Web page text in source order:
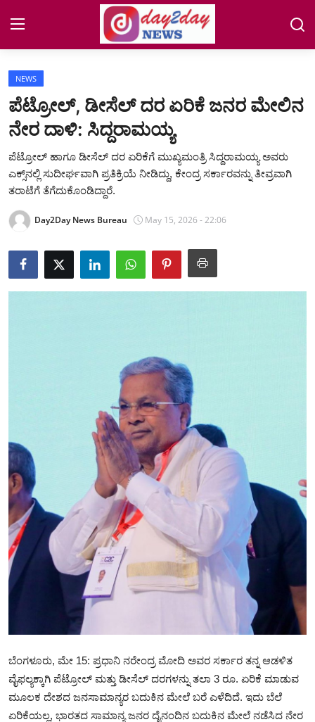
Home
NEWS
COASTAL
Auto-Tech
Jobs
Lifestyle
NEWS
ಪೆಟ್ರೋಲ್‌, ಡೀಸೆಲ್ ದರ ಏರಿಕೆ ಜನರ ಮೇಲಿನ
ನೇರ ದಾಳಿ: ಸಿದ್ದರಾಮಯ್ಯ
ಪೆಟ್ರೋಲ್ ಹಾಗೂ ಡೀಸೆಲ್‌ ದರ ಏರಿಕೆಗೆ ಮುಖ್ಯಮಂತ್ರಿ ಸಿದ್ದರಾಮಯ್ಯ ಅವರು
ಎಕ್ಸ್‌ನಲ್ಲಿ ಸುದೀರ್ಘವಾಗಿ ಪ್ರತಿಕ್ರಿಯೆ ನೀಡಿದ್ದು, ಕೇಂದ್ರ ಸರ್ಕಾರವನ್ನು ತೀವ್ರವಾಗಿ
ತರಾಟೆಗೆ ತೆಗೆದುಕೊಂಡಿದ್ದಾರೆ.
Day2Day News Bureau May 15, 2026 - 22:06
ಬೆಂಗಳೂರು, ಮೇ 15: ಪ್ರಧಾನಿ ನರೇಂದ್ರ ಮೋದಿ ಅವರ ಸರ್ಕಾರ ತನ್ನ ಆಡಳಿತ
ವೈಫಲ್ಯಕ್ಕಾಗಿ ಪೆಟ್ರೋಲ್‌ ಮತ್ತು ಡೀಸೆಲ್‌ ದರಗಳನ್ನು ತಲಾ 3 ರೂ. ಏರಿಕೆ ಮಾಡುವ
ಮೂಲಕ ದೇಶದ ಜನಸಾಮಾನ್ಯರ ಬದುಕಿನ ಮೇಲೆ ಬರೆ ಎಳೆದಿದೆ. ಇದು ಬೆಲೆ
ಏರಿಕೆಯಲ್ಲ, ಭಾರತದ ಸಾಮಾನ್ಯ ಜನರ ದೈನಂದಿನ ಬದುಕಿನ ಮೇಲೆ ನಡೆಸಿದ ನೇರ